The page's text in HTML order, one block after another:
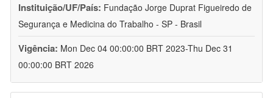
Instituição/UF/País: Fundação Jorge Duprat Figueiredo de
Segurança e Medicina do Trabalho - SP - Brasil
Vigência: Mon Dec 04 00:00:00 BRT 2023-Thu Dec 31
00:00:00 BRT 2026